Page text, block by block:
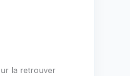
la retrouver